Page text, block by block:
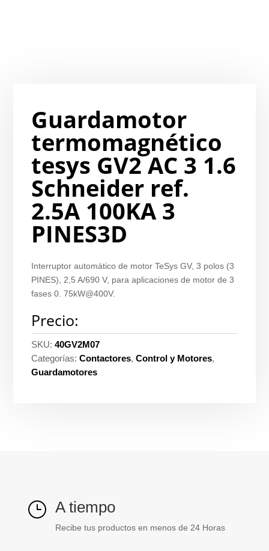
Guardamotor
termomagnético
tesys GV2 AC 3 1.6
Schneider ref.
2.5A 100KA 3
PINES3D
Interruptor automático de motor TeSys GV, 3 polos (3
PINES), 2,5 A/690 V, para aplicaciones de motor de 3
fases 0. 75kW@400V.
Precio:
SKU:40GV2M07
Categorías:Contactores,Control y Motores,
Guardamotores
} A tiempo
Recibe tus productos en menos de 24 Horas